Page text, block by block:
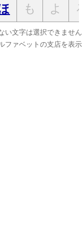
も よ
い文字は選択できません
ファベットの支店を表示